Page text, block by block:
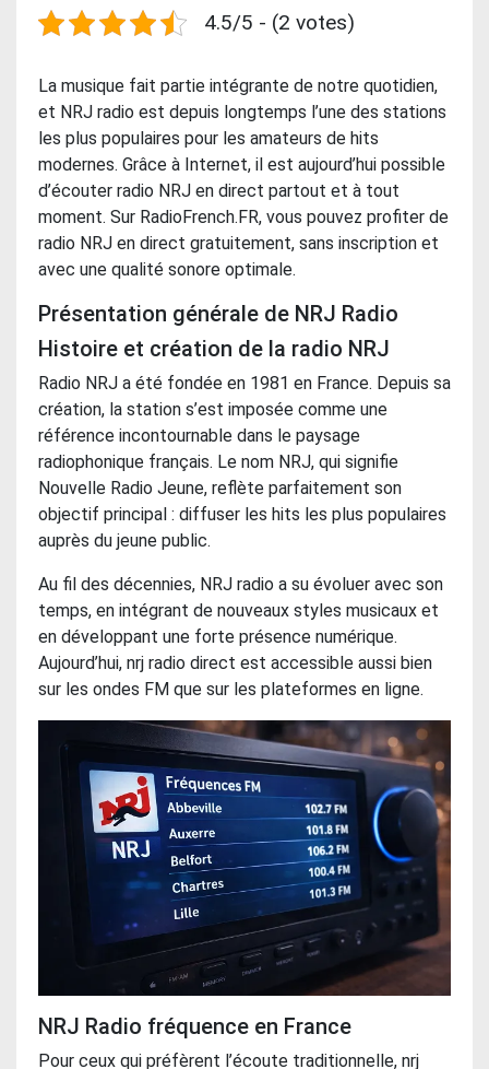
4.5/5 - (2 votes)
La musique fait partie intégrante de notre quotidien,
et NRJ radio est depuis longtemps l’une des stations
les plus populaires pour les amateurs de hits
modernes. Grâce à Internet, il est aujourd’hui possible
d’écouter radio NRJ en direct partout et à tout
moment. Sur RadioFrench.FR, vous pouvez profiter de
radio NRJ en direct gratuitement, sans inscription et
avec une qualité sonore optimale.
Présentation générale de NRJ Radio
Histoire et création de la radio NRJ
Radio NRJ a été fondée en 1981 en France. Depuis sa
création, la station s’est imposée comme une
référence incontournable dans le paysage
radiophonique français. Le nom NRJ, qui signifie
Nouvelle Radio Jeune, reflète parfaitement son
objectif principal : diffuser les hits les plus populaires
auprès du jeune public.
Au fil des décennies, NRJ radio a su évoluer avec son
temps, en intégrant de nouveaux styles musicaux et
en développant une forte présence numérique.
Aujourd’hui, nrj radio direct est accessible aussi bien
sur les ondes FM que sur les plateformes en ligne.
NRJ Radio fréquence en France
Pour ceux qui préfèrent l’écoute traditionnelle, nrj